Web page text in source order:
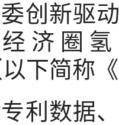
创新驱
济圈
以下简称
专利数据